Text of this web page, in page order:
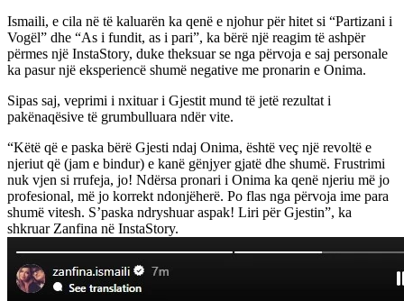
Ismaili, e cila në të kaluarën ka qenë e njohur për hitet si “Partizani i
Vogël” dhe “As i fundit, as i pari”, ka bërë një reagim të ashpër
përmes një InstaStory, duke theksuar se nga përvoja e saj personale
ka pasur një eksperiencë shumë negative me pronarin e Onima.
Sipas saj, veprimi i nxituar i Gjestit mund të jetë rezultat i
pakënaqësive të grumbulluara ndër vite.
“Këtë që e paska bërë Gjesti ndaj Onima, është veç një revoltë e
njeriut që (jam e bindur) e kanë gënjyer gjatë dhe shumë. Frustrimi
nuk vjen si rrufeja, jo! Ndërsa pronari i Onima ka qenë njeriu më jo
profesional, më jo korrekt ndonjëherë. Po flas nga përvoja ime para
shumë vitesh. S’paska ndryshuar aspak! Liri për Gjestin”, ka
shkruar Zanfina në InstaStory.